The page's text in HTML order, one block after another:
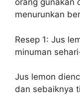
orang gunakan
menurunkan
Resep 1: Jus
minuman
Jus lemon
dan sebaiknya